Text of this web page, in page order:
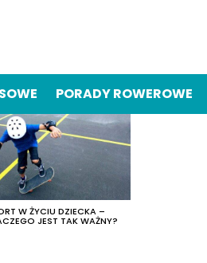
PORADY ROWEROWE
W ŻYCIU DZIECKA –
JEST TAK WAŻNY?